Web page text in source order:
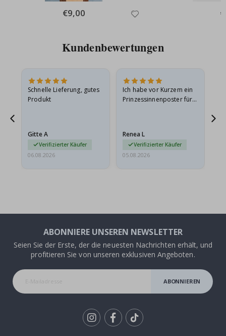
Special
Price
€9,00
Kundenbewertungen
Schnelle Lieferung, gutes
Produkt
Gitte A
Verifizierter Käufer
06.08.2026
Ich habe vor Kurzem ein
Prinzessinnenposter für
beschädigt…
Renea L
Verifizierter Käufer
05.08.2026
ABONNIERE UNSEREN NEWSLETTER
Seien Sie der Erste, der die neuesten Nachrichten erhält, und
profitieren Sie von unseren exklusiven Angeboten.
ABONNIEREN